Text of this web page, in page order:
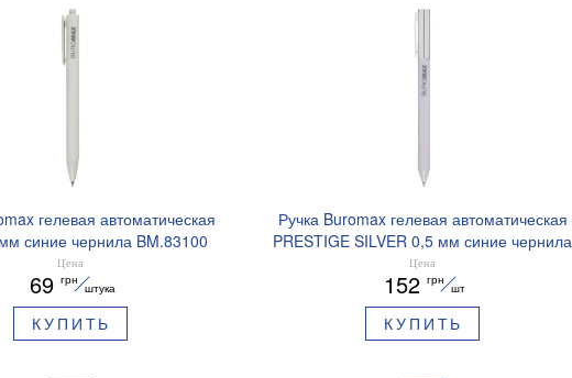
гелевая автоматическая
синие чернила BM.83100
Цена
69 грн
штука
КУПИТЬ
Ручка Buromax гелевая автоматическая
PRESTIGE SILVER 0,5 мм синие чернила
BM.83102
Цена
152 грн
шт
КУПИТЬ